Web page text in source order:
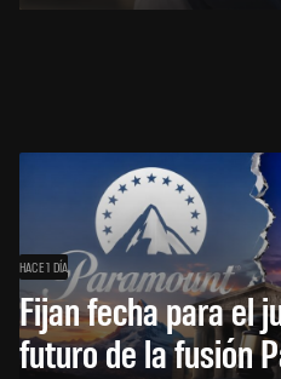
HACE 1 DÍA
Fijan fecha para el
futuro de la fusión